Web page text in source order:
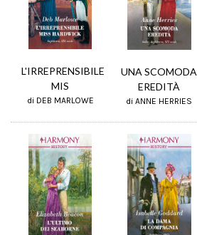
L'IRREPRENSIBILE
MIS
di DEB MARLOWE
UNA SCOMODA
EREDITÀ
di ANNE HERRIES